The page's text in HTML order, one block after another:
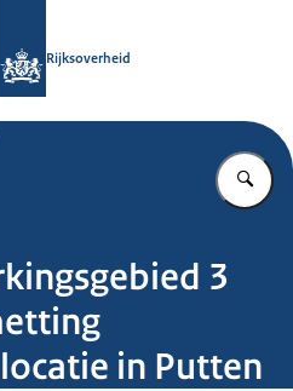
Rijksoverheid
3
in Putten